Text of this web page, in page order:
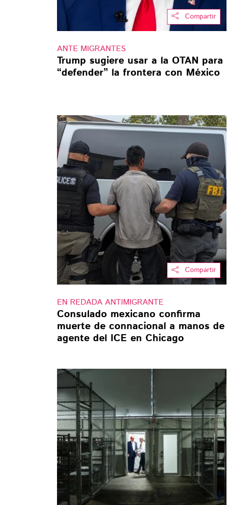
Compartir
ANTE MIGRANTES
Trump sugiere usar a la OTAN para
“defender” la frontera con México
Compartir
EN REDADA ANTIMIGRANTE
Consulado mexicano confirma
muerte de connacional a manos de
agente del ICE en Chicago